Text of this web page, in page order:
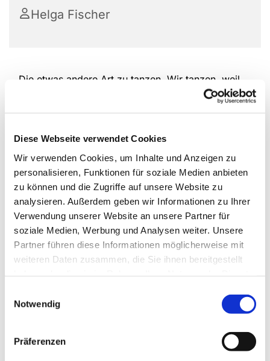
Diese Webseite verwendet Cookies
Wir verwenden Cookies, um Inhalte und Anzeigen zu
personalisieren, Funktionen für soziale Medien anbieten
zu können und die Zugriffe auf unsere Website zu
analysieren. Außerdem geben wir Informationen zu Ihrer
Verwendung unserer Website an unsere Partner für
soziale Medien, Werbung und Analysen weiter. Unsere
Partner führen diese Informationen möglicherweise mit
weiteren Daten zusammen, die Sie ihnen bereitgestellt
Notwendig
Präferenzen
Helga Fischer
Die etwas andere Art zu tanzen. Wir tanzen, weil
es uns Freude macht, unserer Gesundheit gut tut
abwechslungsreiche Tänze, die uns fordern und
fördern.
Wenden Sie sich für die Donnerstagstermine bitte
an Frau Helga Fischer Tel.: 7731
ww.erlebnis-tanz.de